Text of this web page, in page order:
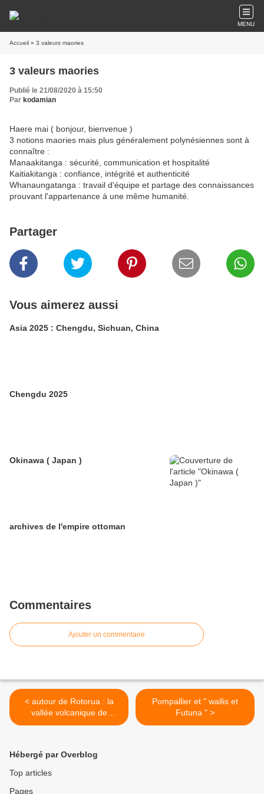
MENU
Accueil » 3 valeurs maories
3 valeurs maories
Publié le 21/08/2020 à 15:50
Par kodamian
Haere mai ( bonjour, bienvenue )
3 notions maories mais plus généralement polynésiennes sont à
connaître :
Manaakitanga : sécurité, communication et hospitalité
Kaitiakitanga : confiance, intégrité et authenticité
Whanaungatanga : travail d'équipe et partage des connaissances
prouvant l'appartenance à une même humanité.
Partager
Vous aimerez aussi
Asia 2025 : Chengdu, Sichuan, China
Chengdu 2025
Okinawa ( Japan )
archives de l'empire ottoman
Commentaires
Ajouter un commentaire
< autour de Rotorua : la
vallée volcanique de
Waimangu
Pompallier et " wallis et
Futuna " >
Hébergé par Overblog
Top articles
Pages